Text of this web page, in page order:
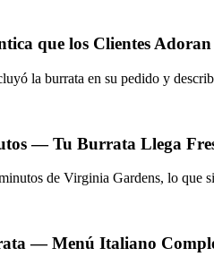
que los Clientes Adoran
la burrata en su pedido y
— Tu Burrata Llega
de Virginia Gardens, lo
— Menú Italiano